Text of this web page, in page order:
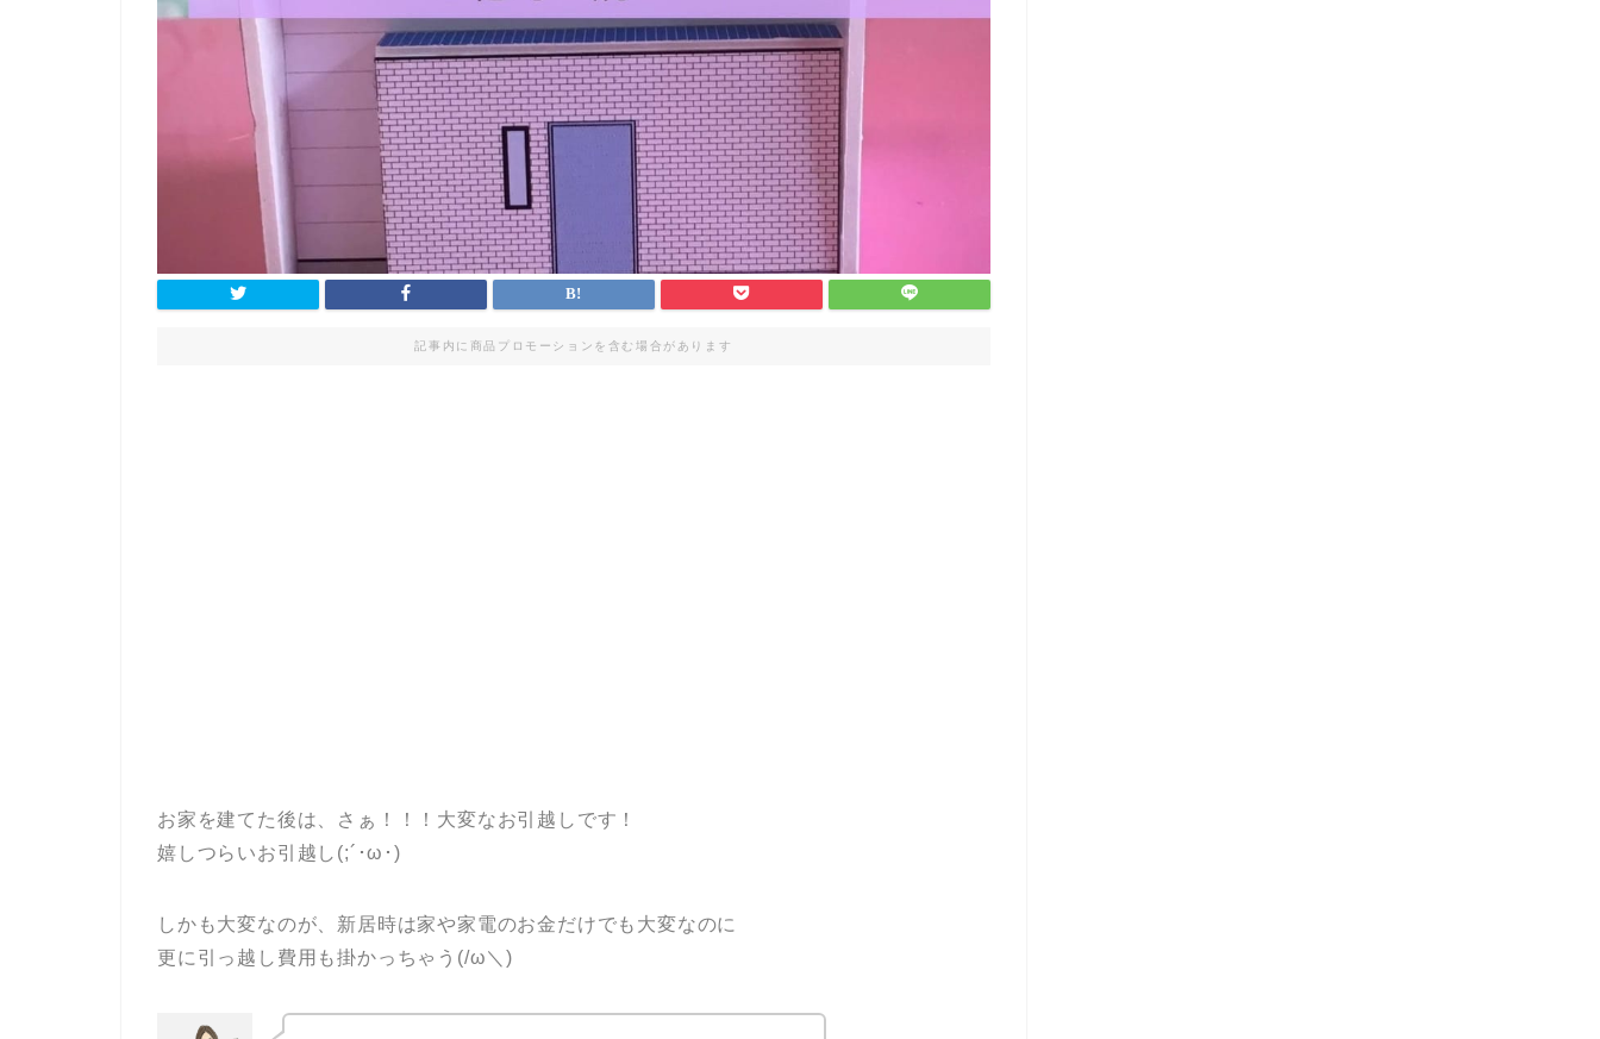
記事内に商品プロモーションを含む場合があります
お家を建てた後は、さぁ！！！大変なお引越しです！
嬉しつらいお引越し(;´･ω･)
しかも大変なのが、新居時は家や家電のお金だけでも大変なのに
更に引っ越し費用も掛かっちゃう(/ω＼)